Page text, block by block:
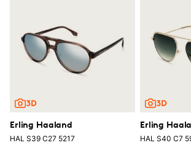
Erling Haaland
HAL S39 C27 5217
Erling
HAL S40 C7